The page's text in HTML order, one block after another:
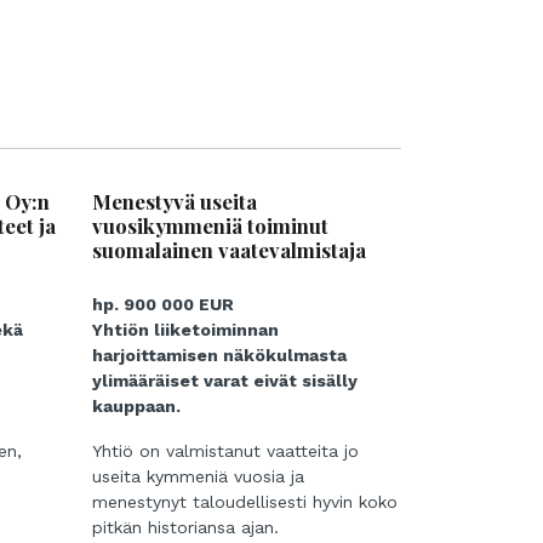
ja
Menestyvä useita
vuosikymmeniä toiminut
suomalainen vaatevalmistaja
hp. 900 000 EUR
Yhtiön liiketoiminnan
harjoittamisen näkökulmasta
ylimääräiset varat eivät sisälly
kauppaan.
Yhtiö on valmistanut vaatteita jo
useita kymmeniä vuosia ja
menestynyt taloudellisesti hyvin koko
pitkän historiansa ajan.